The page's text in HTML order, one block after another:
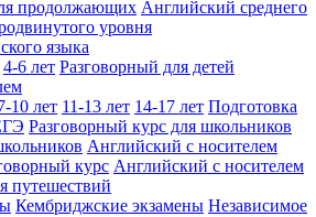
продолжающих Английский среднего
уровня
языка
4-6 лет Разговорный для детей
10 лет 11-13 лет 14-17 лет Подготовка
Разговорный курс для школьников
Английский с носителем
курс Английский с носителем
путешествий
Кембриджские экзамены Независимое